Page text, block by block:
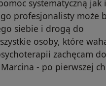
systematyczną jak i
profesjonalisty może
siebie i drogą do
osoby, które
zachęcam do
- po pierwszej